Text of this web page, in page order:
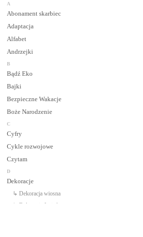
A
Abonament skarbiec
Adaptacja
Alfabet
Andrzejki
B
Bądź Eko
Bajki
Bezpieczne Wakacje
Boże Narodzenie
C
Cyfry
Cykle rozwojowe
Czytam
D
Dekoracje
↳ Dekoracja wiosna
↳ Dekoracje Jesień